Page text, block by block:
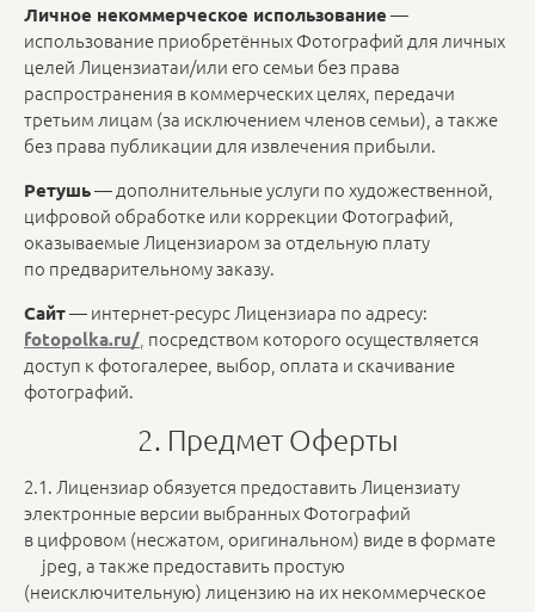
Личное некоммерческое использование —
использование приобретённых Фотографий для личных
целей Лицензиатаи/или его семьи без права
распространения в коммерческих целях, передачи
третьим лицам (за исключением членов семьи), а также
без права публикации для извлечения прибыли.
Ретушь— дополнительные услуги по художественной,
цифровой обработке или коррекции Фотографий,
оказываемые Лицензиаром за отдельную плату
по предварительному заказу.
Сайт— интернет-ресурс Лицензиара по адресу:
fotopolka.ru/ посредством которого осуществляется
доступ к фотогалерее, выбор, оплата и скачивание
фотографий.
2. Предмет Оферты
2.1. Лицензиар обязуется предоставить Лицензиату
электронные версии выбранных Фотографий
в цифровом (несжатом, оригинальном) виде в формате
jpeg, а также предоставить простую
(неисключительную) лицензию на их некоммерческое